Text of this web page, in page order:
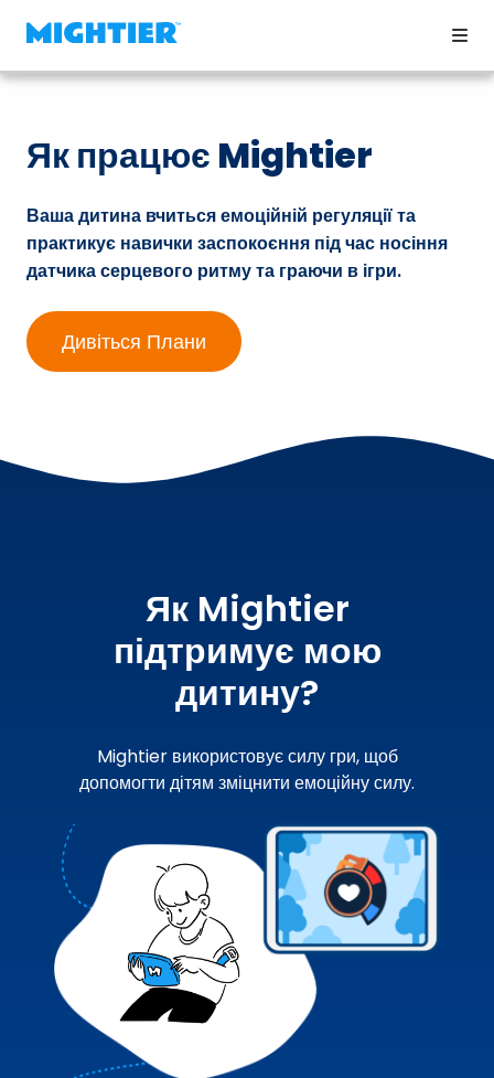
Як працює Mightier
Ваша дитина вчиться емоційній регуляції та
практикує навички заспокоєння під час носіння
датчика серцевого ритму та граючи в ігри.
Дивіться Плани
Як Mightier
підтримує мою
дитину?
Mightier використовує силу гри, щоб
допомогти дітям зміцнити емоційну силу.